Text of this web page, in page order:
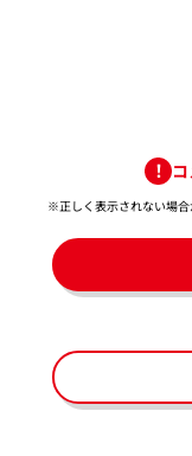
コ
※正しく表示されない場合